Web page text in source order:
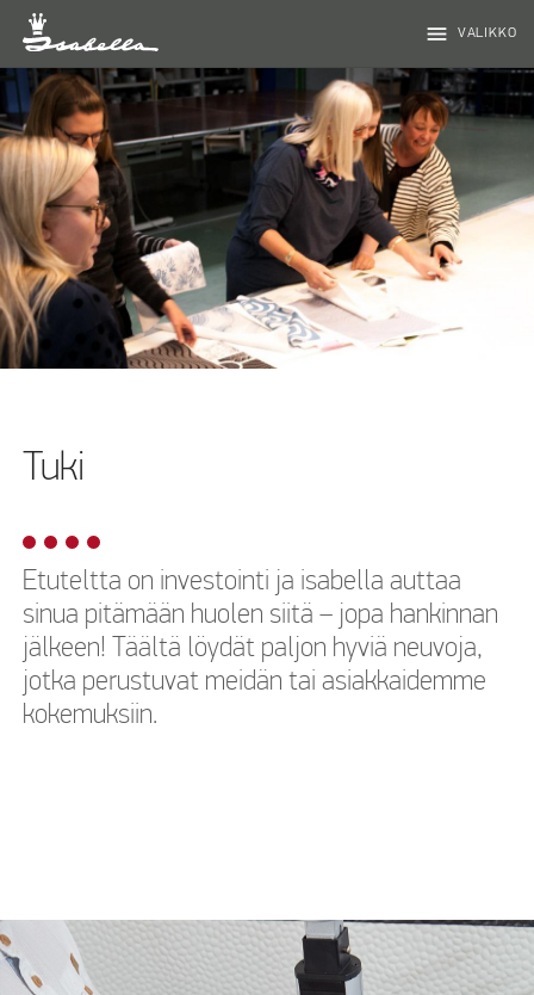
menu VALIKKO
Tuki
Etuteltta on investointi ja isabella auttaa
sinua pitämään huolen siitä – jopa hankinnan
jälkeen! Täältä löydät paljon hyviä neuvoja,
jotka perustuvat meidän tai asiakkaidemme
kokemuksiin.